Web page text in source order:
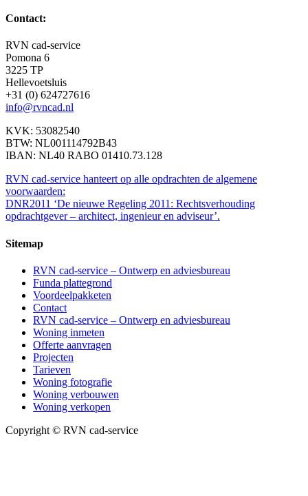
Contact:
RVN cad-service
Pomona 6
3225 TP
Hellevoetsluis
+31 (0) 624727616
info@rvncad.nl
KVK: 53082540
BTW: NL001114792B43
IBAN: NL40 RABO 01410.73.128
RVN cad-service hanteert op alle opdrachten de algemene
voorwaarden:
DNR2011 ‘De nieuwe Regeling 2011: Rechtsverhouding
opdrachtgever – architect, ingenieur en adviseur’.
Sitemap
RVN cad-service – Ontwerp en adviesbureau
Funda plattegrond
Voordeelpakketen
Contact
RVN cad-service – Ontwerp en adviesbureau
Woning inmeten
Offerte aanvragen
Projecten
Tarieven
Woning fotografie
Woning verbouwen
Woning verkopen
Copyright © RVN cad-service